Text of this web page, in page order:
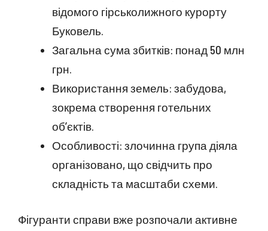
відомого гірськолижного курорту
Буковель.
Загальна сума збитків: понад 50 млн
грн.
Використання земель: забудова,
зокрема створення готельних
об’єктів.
Особливості: злочинна група діяла
організовано, що свідчить про
складність та масштаби схеми.
Фігуранти справи вже розпочали активне